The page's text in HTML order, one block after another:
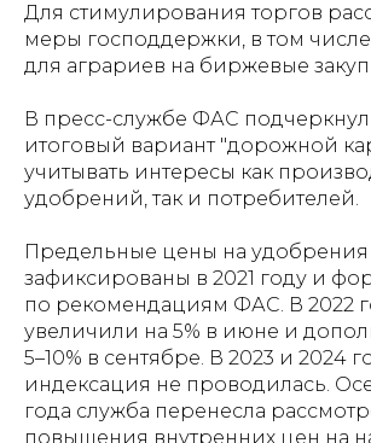
Для стимулирования торгов
меры господдержки, в том
для аграриев на биржевые
В пресс-службе ФАС
итоговый вариант "дорожной
учитывать интересы как
удобрений, так и потребителей.
Предельные цены на
зафиксированы в 2021 году и
по рекомендациям ФАС. В 2022
увеличили на 5% в июне и
5–10% в сентябре. В 2023 и 2024
индексация не проводилась.
года служба перенесла
повышения внутренних цен на